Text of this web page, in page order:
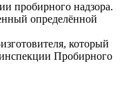
пробирного надзора.
определённой
который
инспекции Пробирного